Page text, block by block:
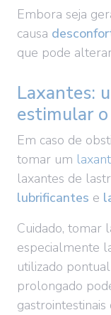
Embora seja
causa
que pode
Laxantes:
estimular
Em caso de
tomar um
laxantes de
lubrificantes e
Cuidado, tomar
especialmente
utilizado
prolongado